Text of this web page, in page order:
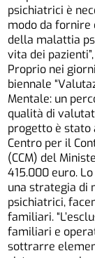
psichiatrici è
modo da fornire
della malattia
vita dei
Proprio nei
biennale
Mentale: un
qualità di
progetto è stato
Centro per il
(CCM) del
415.000 euro.
una strategia di
psichiatrici,
familiari.
familiari e
sottrarre